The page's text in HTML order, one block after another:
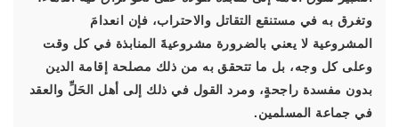
وتغرق به في مستنقع التقاتل والاحتراب، فإن انعدامَ
المشروعية لا يعني بالضرورة مشروعيةَ المنابذة في كل وقت
وعلى كل وجه، بل ما تتحقق به من ذلك مصلحة إقامة الدين
بدون مفسدة راجحةٍ، ومرد القول في ذلك إلى أهل الحَلِّ والعقد
في جماعة المسلمين.